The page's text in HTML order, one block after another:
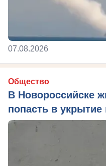
07.08.2026
Общество
В Новороссийске
попасть в